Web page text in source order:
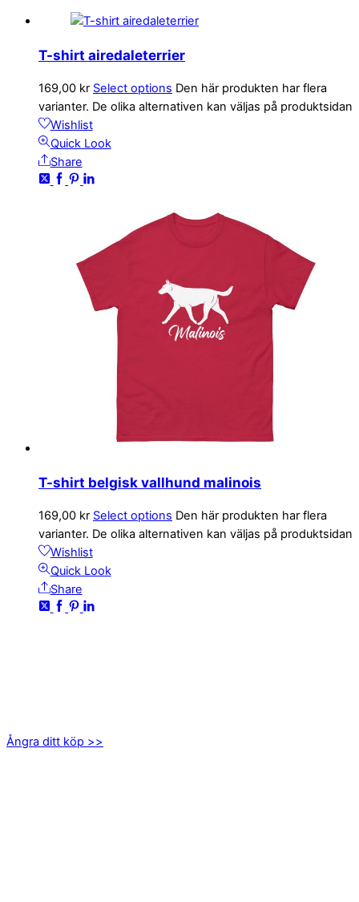
T-shirt airedaleterrier
169,00 kr Select options Den här produkten har flera
varianter. De olika alternativen kan väljas på produktsidan
Wishlist
Quick Look
Share
T-shirt belgisk vallhund malinois
169,00 kr Select options Den här produkten har flera
varianter. De olika alternativen kan väljas på produktsidan
Wishlist
Quick Look
Share
Ångra ditt köp >>